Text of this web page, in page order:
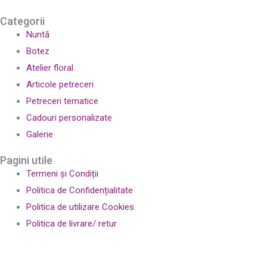
Categorii
Nuntă
Botez
Atelier floral
Articole petreceri
Petreceri tematice
Cadouri personalizate
Galerie
Pagini utile
Termeni și Condiții
Politica de Confidențialitate
Politica de utilizare Cookies
Politica de livrare/ retur